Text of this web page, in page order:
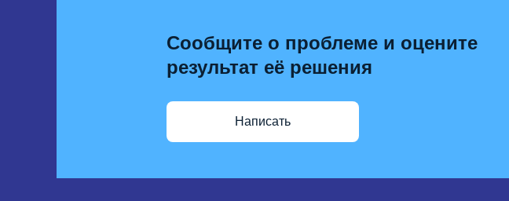
Сообщите о проблеме и оцените
результат её решения
Написать